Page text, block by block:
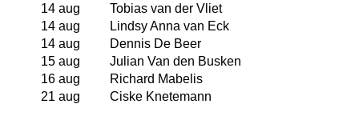
14 aug
Tobias van der Vliet
14 aug
Lindsy Anna van Eck
14 aug
Dennis De Beer
15 aug
Julian Van den Busken
16 aug
Richard Mabelis
21 aug
Ciske Knetemann